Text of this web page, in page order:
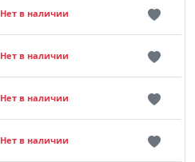
Нет в наличии
Нет в наличии
Нет в наличии
Нет в наличии